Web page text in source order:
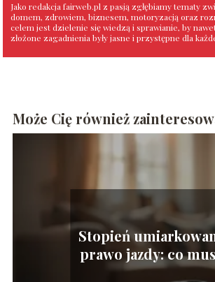
Jako redakcja fairweb.pl z pasją zgłębiamy tematy
domem, zdrowiem, biznesem, motoryzacją oraz
celem jest dzielenie się wiedzą i sprawianie, by
złożone zagadnienia były jasne i przystępne dla
Może Cię również
Stopień
prawo jazdy: co
wiedzieć?